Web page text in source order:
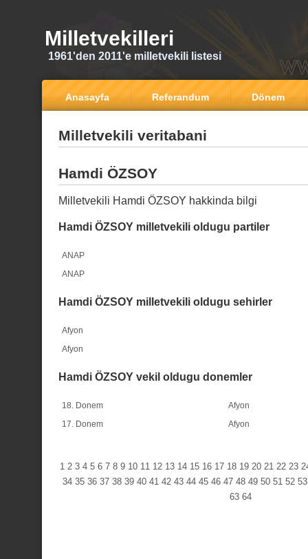
Milletvekilleri
1961'den 2011'e milletvekili listesi
Anasayfa Referandum Dönem
Milletvekili veritabani
Hamdi ÖZSOY
Milletvekili Hamdi ÖZSOY hakkinda bilgi
Hamdi ÖZSOY milletvekili oldugu partiler
ANAP
ANAP
Hamdi ÖZSOY milletvekili oldugu sehirler
Afyon
Afyon
Hamdi ÖZSOY vekil oldugu donemler
18. Donem
Afyon
17. Donem
Afyon
1 2 3 4 5 6 7 8 9 10 11 12 13 14 15 16 17 18 19 20 21 22 23
34 35 36 37 38 39 40 41 42 43 44 45 46 47 48 49 50 51 52 53
63 64